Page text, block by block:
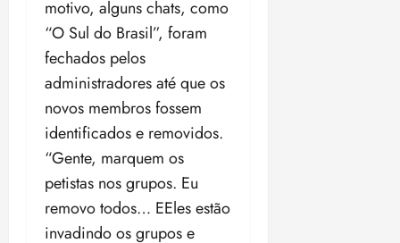
motivo, alguns chats, como
“O Sul do Brasil”, foram
fechados pelos
administradores até que os
novos membros fossem
identificados e removidos.
“Gente, marquem os
petistas nos grupos. Eu
removo todos… EEles estão
invadindo os grupos e